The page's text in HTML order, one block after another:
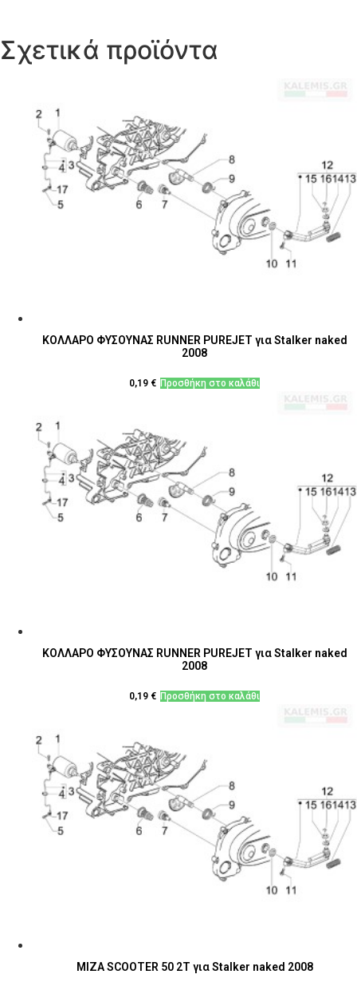
Σχετικά προϊόντα
ΚΟΛΛΑΡΟ ΦΥΣΟΥΝΑΣ RUNNER PUREJET για Stalker naked
2008
0,19 € Προσθήκη στο καλάθι
ΚΟΛΛΑΡΟ ΦΥΣΟΥΝΑΣ RUNNER PUREJET για Stalker naked
2008
0,19 € Προσθήκη στο καλάθι
ΜΙΖΑ SCOOTER 50 2Τ για Stalker naked 2008